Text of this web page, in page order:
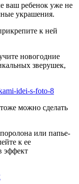
ваш ребенок уже не
украшения.
к ней
новогодние
зверушек,
можно сделать
или папье-
к ее
эффект